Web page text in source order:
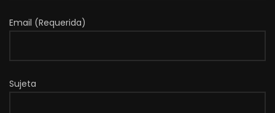
Email (Requerida)
Sujeta